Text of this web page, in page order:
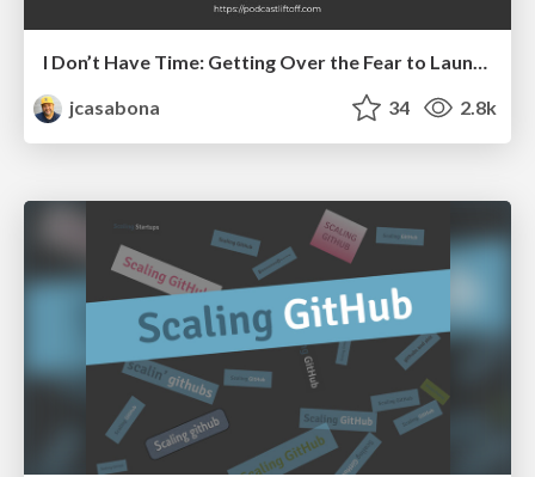
jcasabona
34 2.8k